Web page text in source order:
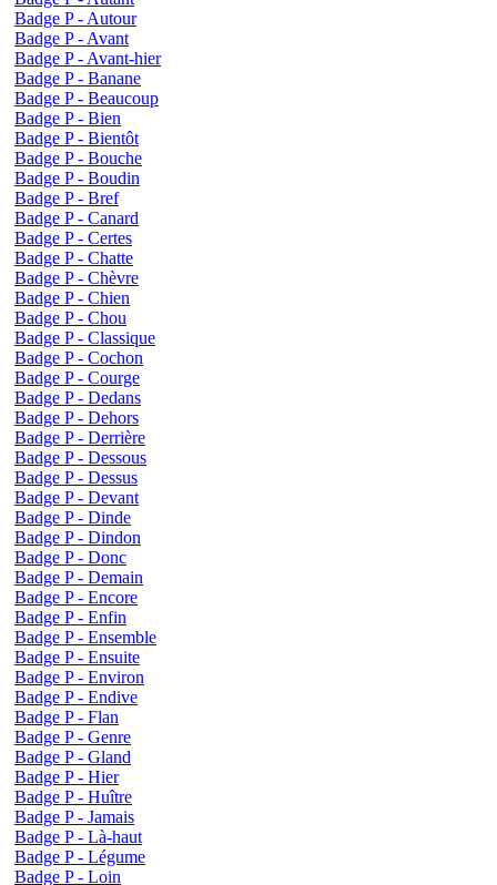
Badge P - Autour
Badge P - Avant
Badge P - Avant-hier
Badge P - Banane
Badge P - Beaucoup
Badge P - Bien
Badge P - Bientôt
Badge P - Bouche
Badge P - Boudin
Badge P - Bref
Badge P - Canard
Badge P - Certes
Badge P - Chatte
Badge P - Chèvre
Badge P - Chien
Badge P - Chou
Badge P - Classique
Badge P - Cochon
Badge P - Courge
Badge P - Dedans
Badge P - Dehors
Badge P - Derrière
Badge P - Dessous
Badge P - Dessus
Badge P - Devant
Badge P - Dinde
Badge P - Dindon
Badge P - Donc
Badge P - Demain
Badge P - Encore
Badge P - Enfin
Badge P - Ensemble
Badge P - Ensuite
Badge P - Environ
Badge P - Endive
Badge P - Flan
Badge P - Genre
Badge P - Gland
Badge P - Hier
Badge P - Huître
Badge P - Jamais
Badge P - Là-haut
Badge P - Légume
Badge P - Loin